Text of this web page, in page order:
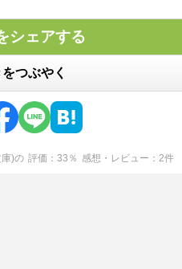
シェアする
つぶやく
)の 評価 33 ％ 感想・レビュー 2件